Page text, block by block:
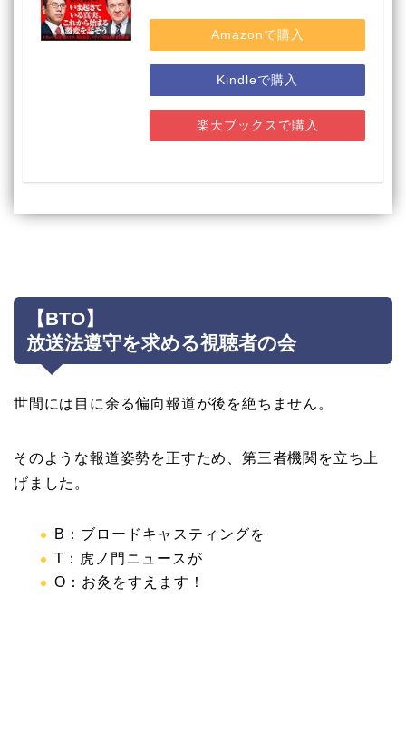
Amazonで購入
Kindleで購入
楽天ブックスで購入
【BTO】
放送法遵守を求める視聴者の会
世間には目に余る偏向報道が後を絶ちません。
そのような報道姿勢を正すため、第三者機関を立ち上
げました。
B：ブロードキャスティングを
T：虎ノ門ニュースが
O：お灸をすえます！